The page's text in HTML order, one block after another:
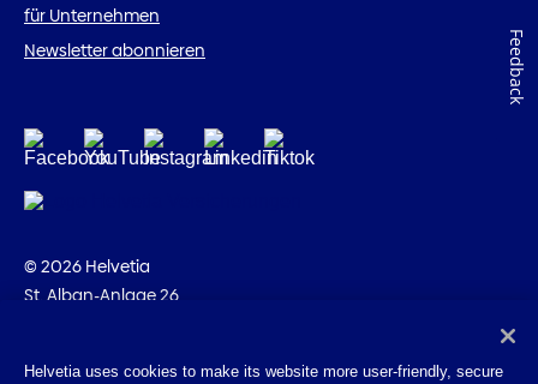
für Unternehmen
Newsletter abonnieren
© 2026 Helvetia
St. Alban-Anlage 26
Helvetia uses cookies to make its website more user-friendly, secure
Feedback